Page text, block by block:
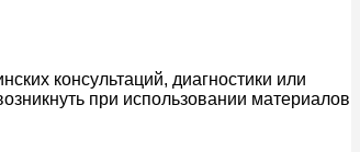
консультаций, диагностики или
при использовании материалов